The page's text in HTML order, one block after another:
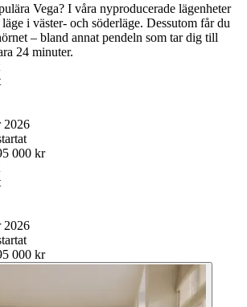
Vega? I våra nyproducerade lägenheter
i väster- och söderläge. Dessutom får du
– bland annat pendeln som tar dig till
24 minuter.
2026
000 kr
2026
000 kr